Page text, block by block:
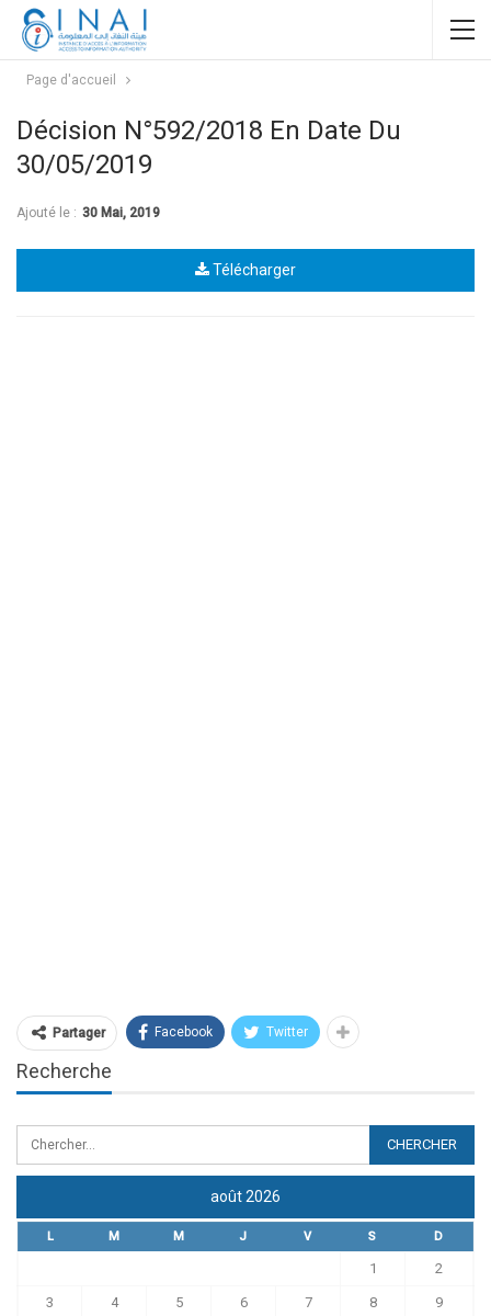
Page d'accueil
Décision N°592/2018 En Date Du
30/05/2019
Ajouté le : 30 Mai, 2019
Télécharger
Partager Facebook Twitter
Recherche
août 2026
L M M J V S D
1 2
3 4 5 6 7 8 9